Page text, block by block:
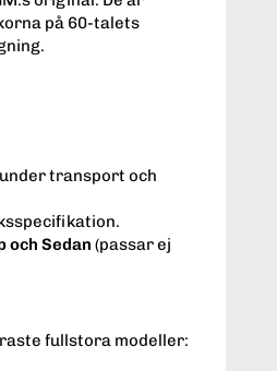
på 60-talets
transport och
och Sedan (passar ej
fullstora modeller: